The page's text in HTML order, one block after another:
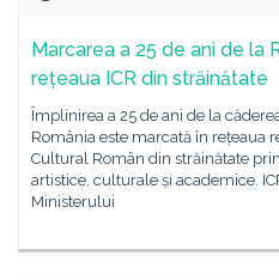
Marcarea a 25 de ani de la
rețeaua ICR din străinătate
Împlinirea a 25 de ani de la
România este marcată în rețeaua
Cultural Român din străinătate
artistice, culturale și academice.
Ministerului